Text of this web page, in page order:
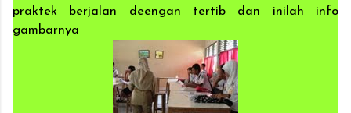
praktek berjalan deengan tertib dan inilah info
gambarnya